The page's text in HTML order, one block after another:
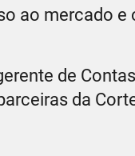
ao mercado
de
da